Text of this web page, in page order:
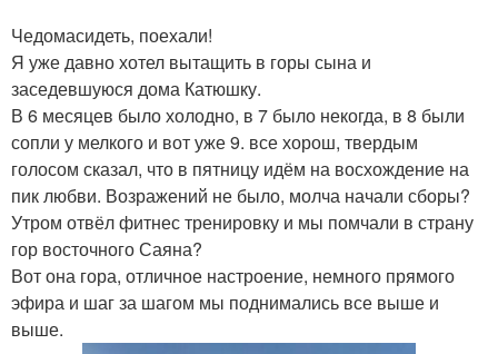
Чедомасидеть, поехали!
Я уже давно хотел вытащить в горы сына и
заседевшуюся дома Катюшку.
В 6 месяцев было холодно, в 7 было некогда, в 8 были
сопли у мелкого и вот уже 9. все хорош, твердым
голосом сказал, что в пятницу идём на восхождение на
пик любви. Возражений не было, молча начали сборы?
Утром отвёл фитнес тренировку и мы помчали в страну
гор восточного Саяна?
Вот она гора, отличное настроение, немного прямого
эфира и шаг за шагом мы поднимались все выше и
выше.